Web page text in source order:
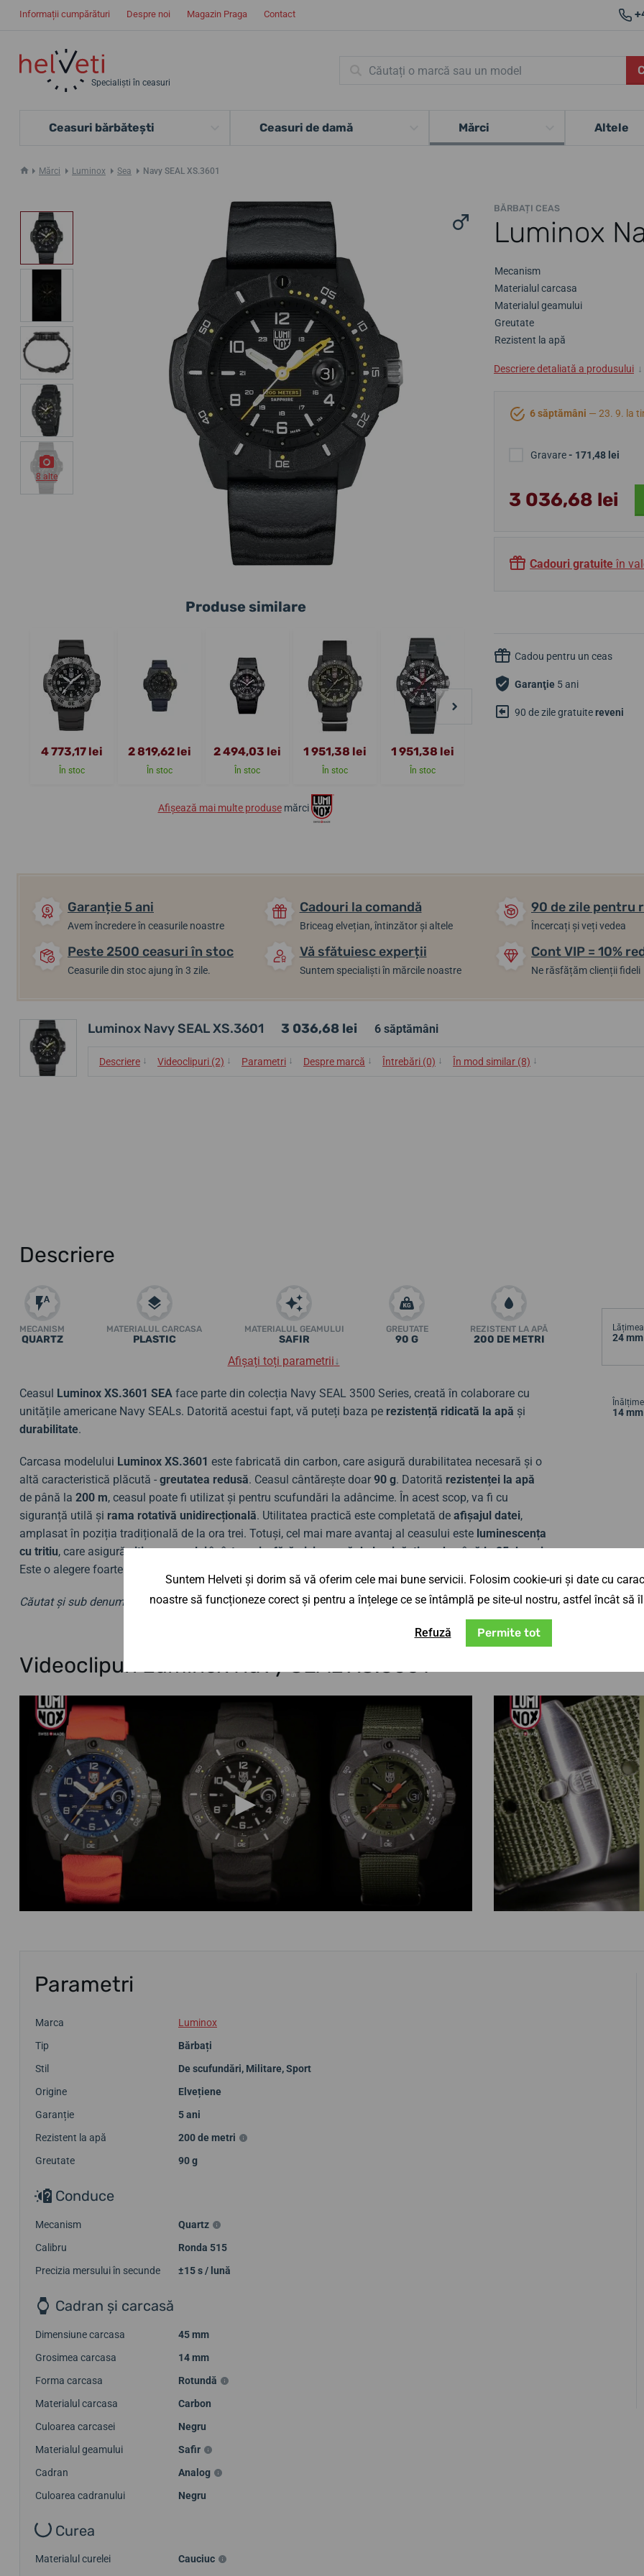
Informații cumpărături Despre noi Magazin Praga Contact
Specialiști în ceasuri
Ceasuri bărbătești Ceasuri de damă Mărci Altele
Mărci Luminox Sea Navy SEAL XS.3601
BĂRBAȚI CEAS
Luminox
8 alte
Mecanism
Materialul carcasa
Materialul geamului
Greutate
Rezistent la apă
Descriere detaliată a produsului ↓
6 săptămâni — 23. 9. la
Gravare- 171,48 lei
3 036,68 lei
Cadouri gratuite în
Cadou pentru un ceas
Garanţie 5 ani
90 de zile gratuitereveni
Produse similare
4 773,17 lei
În stoc
2 819,62 lei
În stoc
2 494,03 lei
În stoc
1 951,38 lei
În stoc
1 951,38 lei
În stoc
Afișează mai multe produsemărci
Garanție 5 ani
Avem încredere în ceasurile noastre
Cadouri la comandă
Briceag elvețian, întinzător și altele
90 de zile pentru
Încercați și veți vedea
Peste 2500 ceasuri în stoc
Ceasurile din stoc ajung în 3 zile.
Vă sfătuiesc experții
Suntem specialiști în mărcile noastre
Cont VIP = 10%
Ne răsfățăm clienții fideli
Luminox Navy SEAL XS.3601 3 036,68 lei 6 săptămâni
Descriere ↓ Videoclipuri (2) ↓ Parametri ↓ Despre marcă ↓ Întrebări (0) ↓ În mod similar (8) ↓
Descriere
MECANISM
QUARTZ
MATERIALUL CARCASA
PLASTIC
MATERIALUL GEAMULUI
SAFIR
GREUTATE
90 G
REZISTENT LA APĂ
200 DE METRI
Afișați toți parametrii↓
Ceasul Luminox XS.3601 SEA face parte din colecția Navy SEAL 3500 Series, creată în colaborare cu
unitățile americane Navy SEALs. Datorită acestui fapt, vă puteți baza pe rezistență ridicată la apă și
durabilitate.
Carcasa modelului Luminox XS.3601 este fabricată din carbon, care asigură durabilitatea necesară și o
altă caracteristică plăcută - greutatea redusă. Ceasul cântărește doar 90 g. Datorită rezistenței la apă
de până la 200 m, ceasul poate fi utilizat și pentru scufundări la adâncime. În acest scop, va fi cu
siguranță utilă și rama rotativă unidirecțională. Utilitatea practică este completată de afișajul datei,
amplasat în poziția tradițională de la ora trei. Totuși, cel mai mare avantaj al ceasului este luminescența
cu tritiu, care asigurăcitirea ceasului în întuneric, fără nicio sursă de lumină, timp de până la 25 de ani.
Este o alegere foarte bună în raportul preț-performanță al ceasului!
Căutat și sub denumirea Luminox 3601.
24 mm
14 mm
Videoclipuri Luminox Navy SEAL XS.3601
Parametri
Marca
Luminox
Tip
Bărbați
Stil
De scufundări, Militare,Sport
Origine
Elvețiene
Garanție
5 ani
Rezistent la apă
200 de metri
Greutate
90 g
Conduce
Mecanism
Quartz
Calibru
Ronda 515
Precizia mersului în secunde
±15 s / lună
Cadran și carcasă
Dimensiune carcasa
45 mm
Grosimea carcasa
14 mm
Forma carcasa
Rotundă
Materialul carcasa
Carbon
Culoarea carcasei
Negru
Materialul geamului
Safir
Cadran
Analog
Culoarea cadranului
Negru
Curea
Materialul curelei Cauciuc
Suntem Helveti și dorim să vă oferim cele mai bune servicii. Folosim cookie-uri și date cu
noastre să funcționeze corect și pentru a înțelege ce se întâmplă pe site-ul nostru, astfel încât
Refuză Permite tot